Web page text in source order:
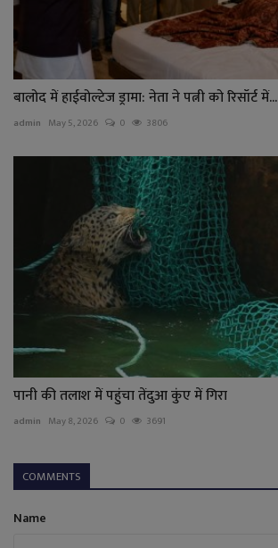
बालोद में हाईवोल्टेज ड्रामा: नेता ने पत्नी को रिसॉर्ट में...
admin May 5, 2026 0 3806
पानी की तलाश में पहुंचा तेंदुआ कुंए में गिरा
admin May 8, 2026 0 3691
COMMENTS
Name